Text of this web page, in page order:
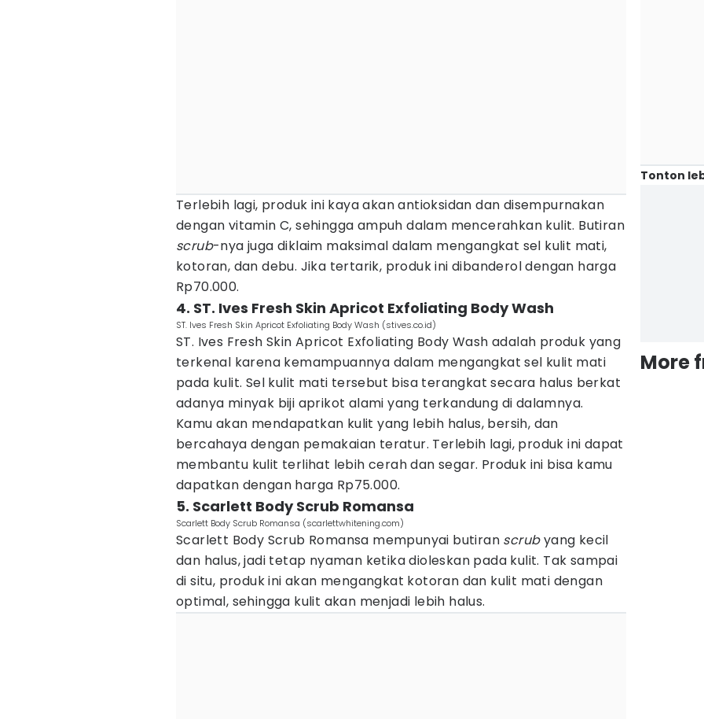
Terlebih lagi, produk ini kaya akan antioksidan dan disempurnakan
dengan vitamin C, sehingga ampuh dalam mencerahkan kulit. Butiran
scrub-nya juga diklaim maksimal dalam mengangkat sel kulit mati,
kotoran, dan debu. Jika tertarik, produk ini dibanderol dengan harga
Rp70.000.
4. ST. Ives Fresh Skin Apricot Exfoliating Body Wash
ST. Ives Fresh Skin Apricot Exfoliating Body Wash (stives.co.id)
ST. Ives Fresh Skin Apricot Exfoliating Body Wash adalah produk yang
terkenal karena kemampuannya dalam mengangkat sel kulit mati
pada kulit. Sel kulit mati tersebut bisa terangkat secara halus berkat
adanya minyak biji aprikot alami yang terkandung di dalamnya.
Kamu akan mendapatkan kulit yang lebih halus, bersih, dan
bercahaya dengan pemakaian teratur. Terlebih lagi, produk ini dapat
membantu kulit terlihat lebih cerah dan segar. Produk ini bisa kamu
dapatkan dengan harga Rp75.000.
5. Scarlett Body Scrub Romansa
Scarlett Body Scrub Romansa (scarlettwhitening.com)
Scarlett Body Scrub Romansa mempunyai butiran scrubyang kecil
dan halus, jadi tetap nyaman ketika dioleskan pada kulit. Tak sampai
di situ, produk ini akan mengangkat kotoran dan kulit mati dengan
optimal, sehingga kulit akan menjadi lebih halus.
Tonton
More